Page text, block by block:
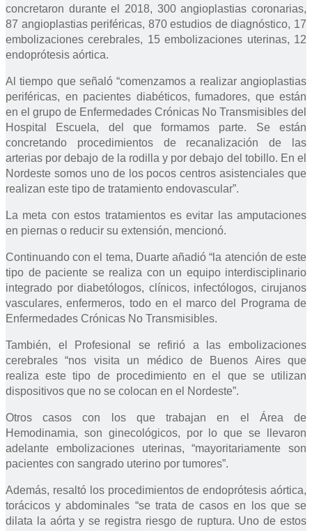
concretaron durante el 2018, 300 angioplastias coronarias,
87 angioplastias periféricas, 870 estudios de diagnóstico, 17
embolizaciones cerebrales, 15 embolizaciones uterinas, 12
endoprótesis aórtica.
Al tiempo que señaló “comenzamos a realizar angioplastias
periféricas, en pacientes diabéticos, fumadores, que están
en el grupo de Enfermedades Crónicas No Transmisibles del
Hospital Escuela, del que formamos parte. Se están
concretando procedimientos de recanalización de las
arterias por debajo de la rodilla y por debajo del tobillo. En el
Nordeste somos uno de los pocos centros asistenciales que
realizan este tipo de tratamiento endovascular”.
La meta con estos tratamientos es evitar las amputaciones
en piernas o reducir su extensión, mencionó.
Continuando con el tema, Duarte añadió “la atención de este
tipo de paciente se realiza con un equipo interdisciplinario
integrado por diabetólogos, clínicos, infectólogos, cirujanos
vasculares, enfermeros, todo en el marco del Programa de
Enfermedades Crónicas No Transmisibles.
También, el Profesional se refirió a las embolizaciones
cerebrales “nos visita un médico de Buenos Aires que
realiza este tipo de procedimiento en el que se utilizan
dispositivos que no se colocan en el Nordeste”.
Otros casos con los que trabajan en el Área de
Hemodinamia, son ginecológicos, por lo que se llevaron
adelante embolizaciones uterinas, “mayoritariamente son
pacientes con sangrado uterino por tumores”.
Además, resaltó los procedimientos de endoprótesis aórtica,
torácicos y abdominales “se trata de casos en los que se
dilata la aórta y se registra riesgo de ruptura. Uno de estos